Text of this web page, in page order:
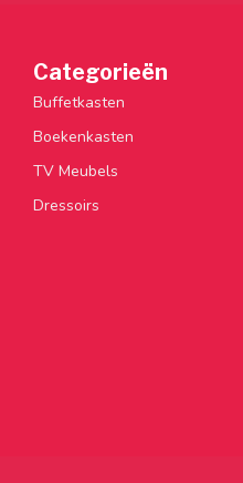
Categorieën
Buffetkasten
Boekenkasten
TV Meubels
Dressoirs